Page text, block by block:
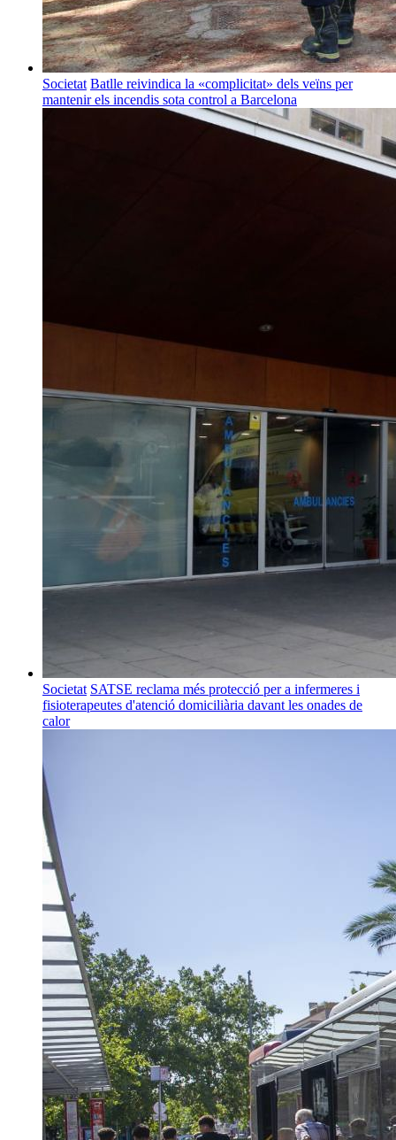
Societat Batlle reivindica la «complicitat» dels veïns per
mantenir els incendis sota control a Barcelona
Societat SATSE reclama més protecció per a infermeres i
fisioterapeutes d'atenció domiciliària davant les onades de
calor